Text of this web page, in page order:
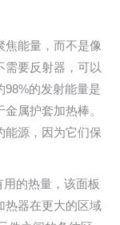
焦能量，而不是像
需要反射器，可以
98%的发射能量是
属护套加热棒。
能源，因为它们保
用的热量，该面板
热器在更大的区域